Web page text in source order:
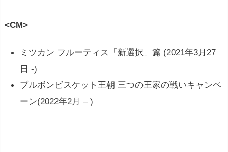
<CM>
ミツカン フルーティス「新選択」篇 (2021年3月27
日 -)
ブルボンビスケット王朝 三つの王家の戦いキャンペ
ーン(2022年2月 – )